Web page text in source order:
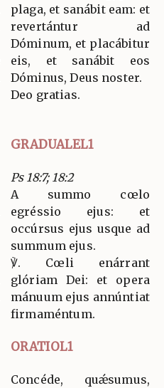
plaga, et sanábit eam: et
revertántur ad
Dóminum, et placábitur
eis, et sanábit eos
Dóminus, Deus noster.
Deo gratias.
GRADUALEL1
Ps 18:7; 18:2
A summo cœlo
egréssio ejus: et
occúrsus ejus usque ad
summum ejus.
℣. Cœli enárrant
glóriam Dei: et opera
mánuum ejus annúntiat
firmaméntum.
ORATIOL1
Concéde, quǽsumus,